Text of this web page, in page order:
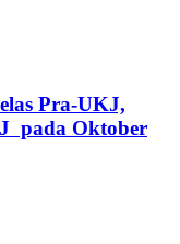
Pra-UKJ,
pada Oktober